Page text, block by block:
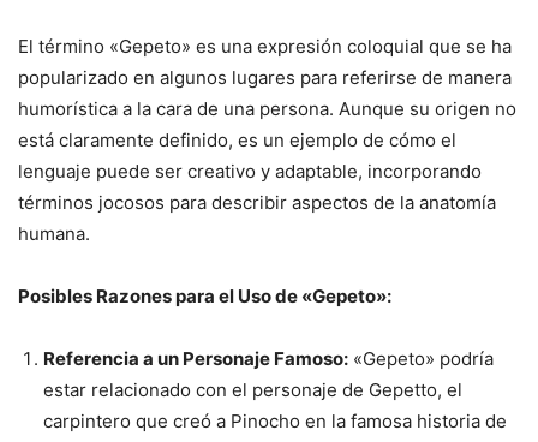
El término «Gepeto» es una expresión coloquial que se ha
popularizado en algunos lugares para referirse de manera
humorística a la cara de una persona. Aunque su origen no
está claramente definido, es un ejemplo de cómo el
lenguaje puede ser creativo y adaptable, incorporando
términos jocosos para describir aspectos de la anatomía
humana.
Posibles Razones para el Uso de «Gepeto»:
Referencia a un Personaje Famoso: «Gepeto» podría
estar relacionado con el personaje de Gepetto, el
carpintero que creó a Pinocho en la famosa historia de